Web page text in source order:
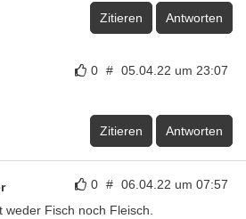
Zitieren Antworten
0 # 05.04.22 um 23:07
Zitieren Antworten
0 # 06.04.22 um 07:57
weder Fisch noch Fleisch.